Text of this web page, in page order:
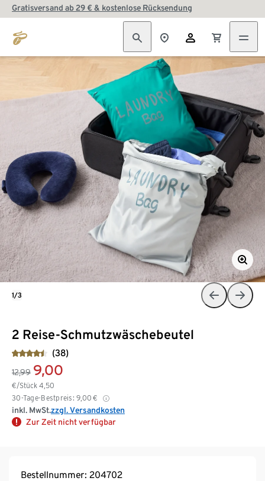
Gratisversand ab 29 € & kostenlose Rücksendung
2 Reise-Schmutzwäschebeutel
(38)
12,99 9,00
€/Stück 4,50
30-Tage-Bestpreis: 9,00 €
inkl. MwSt.zzgl. Versandkosten
Zur Zeit nicht verfügbar
1/3
Bestellnummer: 204702